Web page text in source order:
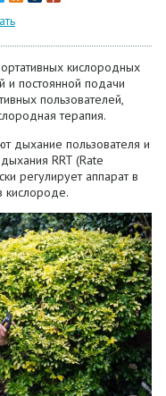
кислородных
и постоянной подачи
пользователей,
терапия.
дыхание пользователя и
RRT (Rate
регулирует аппарат в
кислороде.